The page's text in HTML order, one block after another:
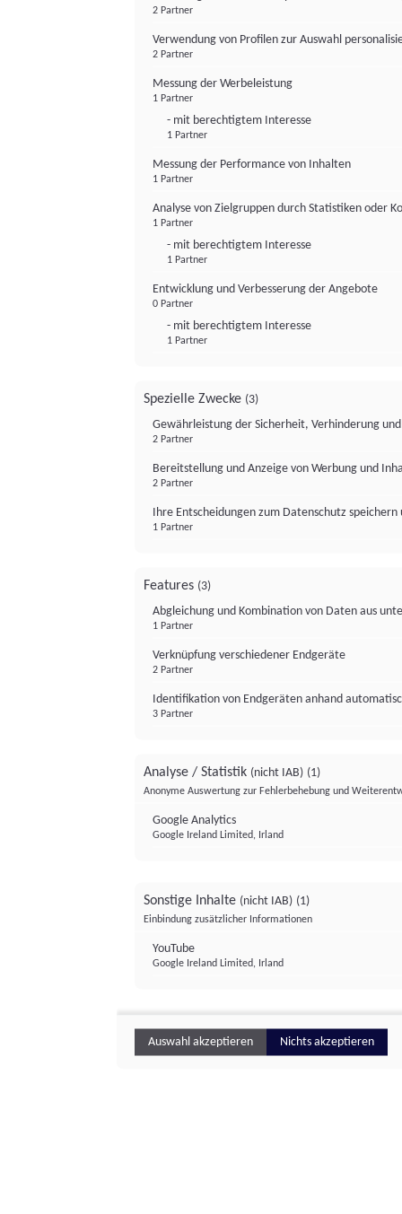
2 Partner
Verwendung von Profilen zur Auswahl
2 Partner
Messung der Werbeleistung
1 Partner
- mit berechtigtem Interesse
1 Partner
Messung der Performance von Inhalten
1 Partner
Analyse von Zielgruppen durch Statistiken oder
1 Partner
- mit berechtigtem Interesse
1 Partner
Entwicklung und Verbesserung der Angebote
0 Partner
- mit berechtigtem Interesse
1 Partner
Spezielle Zwecke (3)
Gewährleistung der Sicherheit, Verhinderung
2 Partner
Bereitstellung und Anzeige von Werbung und
2 Partner
Ihre Entscheidungen zum Datenschutz
1 Partner
Features (3)
Abgleichung und Kombination von Daten aus
1 Partner
Verknüpfung verschiedener Endgeräte
2 Partner
Identifikation von Endgeräten anhand
3 Partner
Analyse / Statistik (nicht IAB) (1)
Anonyme Auswertung zur Fehlerbehebung und
Google Analytics
Google Ireland Limited, Irland
Sonstige Inhalte (nicht IAB) (1)
Einbindung zusätzlicher Informationen
YouTube
Google Ireland Limited, Irland
Auswahl akzeptieren Nichts akzeptieren